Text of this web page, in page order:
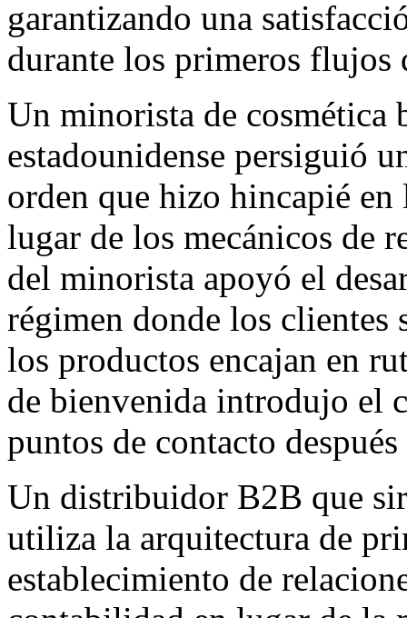
garantizando una
durante los primeros flujos
Un minorista de cosmética
estadounidense persiguió
orden que hizo hincapié
lugar de los mecánicos de
del minorista apoyó el
régimen donde los clientes
los productos encajan en
de bienvenida introdujo el
puntos de contacto
Un distribuidor B2B que
utiliza la arquitectura de
establecimiento de